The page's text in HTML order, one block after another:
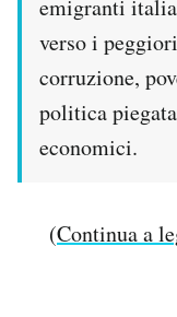
emigranti
verso i
corruzione,
politica
economici.
(Continua a